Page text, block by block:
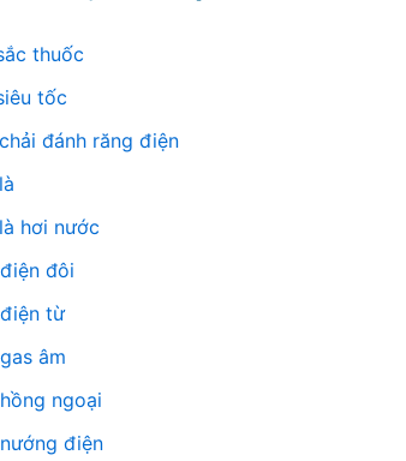
thuốc
tốc
đánh răng điện
hơi nước
đôi
từ
âm
ngoại
điện